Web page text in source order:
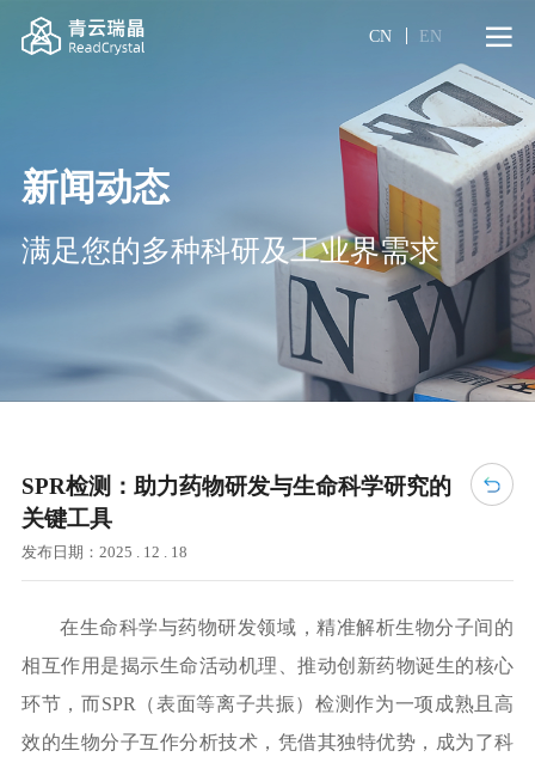
CN EN
新闻动态
满足您的多种科研及工业界需求
SPR检测：助力药物研发与生命科学研究的
关键工具
发布日期：2025 . 12 . 18
在生命科学与药物研发领域，精准解析生物分子间的
相互作用是揭示生命活动机理、推动创新药物诞生的核心
环节，而SPR（表面等离子共振）检测作为一项成熟且高
效的生物分子互作分析技术，凭借其独特优势，成为了科